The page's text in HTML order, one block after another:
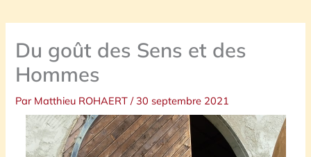
Du goût des Sens et des
Hommes
Par Matthieu ROHAERT/ 30 septembre 2021